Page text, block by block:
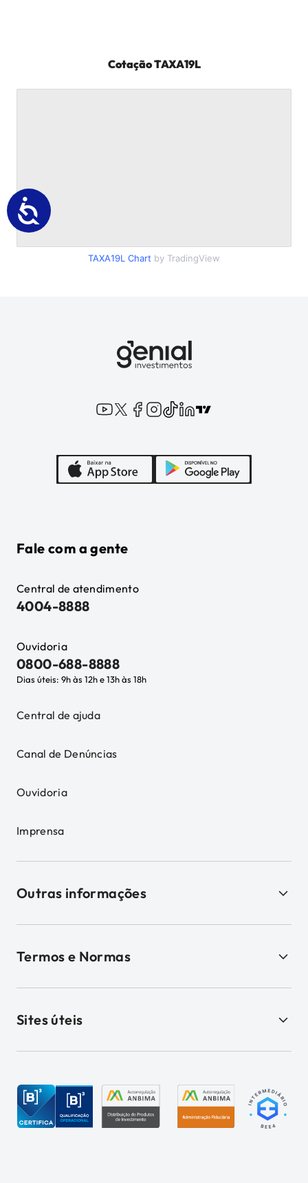
CotaçãoTAXA19L
TAXA19L Chart by TradingView
Fale com a gente
Central de atendimento
4004-8888
Ouvidoria
0800-688-8888
Dias úteis: 9h às 12h e 13h às 18h
Central de ajuda
Canal de Denúncias
Ouvidoria
Imprensa
Outras informações
Termos e Normas
Sites úteis